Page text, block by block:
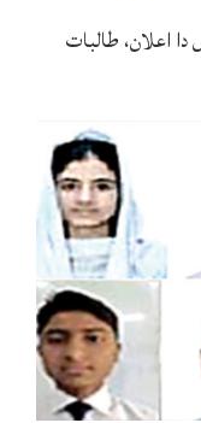
اعلان، طالبات